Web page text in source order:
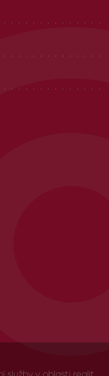
služby v oblasti realit,